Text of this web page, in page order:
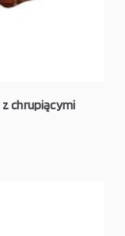
chrupiącymi